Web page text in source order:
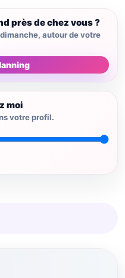
près de chez vous ?
autour de votre
moi
votre profil.